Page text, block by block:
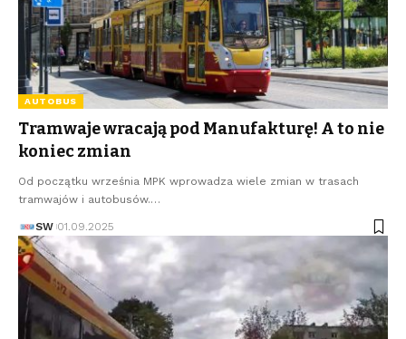
AUTOBUS
Tramwaje wracają pod Manufakturę! A to nie
koniec zmian
Od początku września MPK wprowadza wiele zmian w trasach
tramwajów i autobusów.…
SW 01.09.2025